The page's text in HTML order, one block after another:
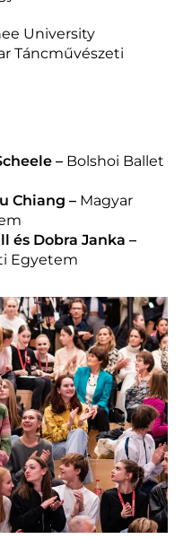
University
Táncművészeti
– Bolshoi Ballet
Chiang – Magyar
és Dobra Janka –
Egyetem